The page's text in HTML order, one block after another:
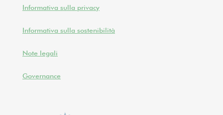
Informativa sulla privacy
Informativa sulla sostenibilità
Note legali
Governance